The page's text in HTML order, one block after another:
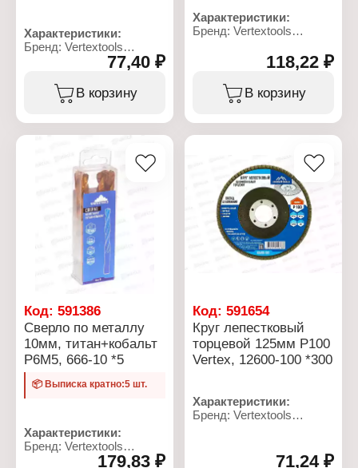
Характеристики:
Бренд: Vertextools
Артикул: 88-00-48
Тип товара: Напильник
Назначение: для заточки
Материал: сталь
77,40 ₽
В корзину
Характеристики:
Бренд: Vertextools
Тип товара: Нож
Назначение: малярный
Ширина лезвия: 18 мм
Материал лезвия: сталь
Материал корпуса:
пластик
ассортименте
Длина лезвия: 110 мм
Толщина лезвия: 0,8 мм
Фиксатор лезвий:
защелка
Форма лезвия:
сегментированное
118,22 ₽
В корзину
Код: 591386
Сверло по металлу
10мм, титан+кобальт
Р6М5, 666-10 *5
📦 Выписка кратно:5 шт.
Характеристики:
Бренд: Vertextools
Артикул: 666-10179,83 ₽
Код:591654
Круг лепестковый
торцевой 125мм Р100
Vertex, 12600-100 *300
Характеристики:
Бренд: Vertextools
шлифовальный71,24 ₽